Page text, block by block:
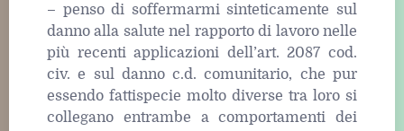
– penso di soffermarmi sinteticamente sul
danno alla salute nel rapporto di lavoro nelle
più recenti applicazioni dell’art. 2087 cod.
civ. e sul danno c.d. comunitario, che pur
essendo fattispecie molto diverse tra loro si
collegano entrambe a comportamenti dei